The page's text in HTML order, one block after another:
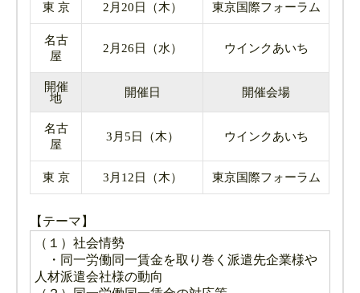
東 京 2月20日（木） 東京国際フォーラム
名古
屋
2月26日（水） ウインクあいち
開催
地
開催日 開催会場
名古
屋
3月5日（木） ウインクあいち
東 京 3月12日（木） 東京国際フォーラム
【テーマ】
（１）社会情勢
・同一労働同一賃金を取り巻く派遣先企業様や
人材派遣会社様の動向